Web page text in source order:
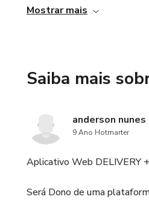
pedidos são automatizados
Mostrar mais
Saiba mais
anderson nunes
9 Ano Hotmarter
Aplicativo Web DELIVERY
Será Dono de uma